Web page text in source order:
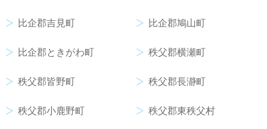
比企郡吉見町 比企郡鳩山町
比企郡ときがわ町 秩父郡横瀬町
秩父郡皆野町 秩父郡長瀞町
秩父郡小鹿野町 秩父郡東秩父村